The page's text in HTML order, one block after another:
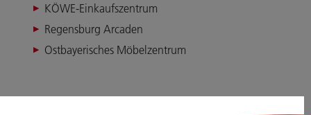
KÖWE-Einkaufszentrum
Regensburg Arcaden
Ostbayerisches Möbelzentrum